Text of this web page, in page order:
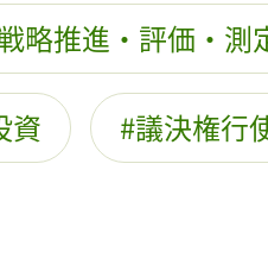
略推進・評価・測
資 議決権行